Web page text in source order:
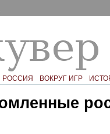
РОССИЯ ВОКРУГ ИГР